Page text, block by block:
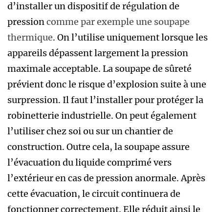
d’installer un dispositif de régulation de
pressioncomme par exemple une soupape
thermique. On l’utilise uniquement lorsque les
appareils dépassent largement la pression
maximale acceptable. La soupape de sûreté
prévient donc le risque d’explosion suite à une
surpression. Il faut l’installer pour protéger la
robinetterie industrielle. On peut également
l’utiliser chez soi ou sur un chantier de
construction. Outre cela, la soupape assure
l’évacuation du liquide comprimé vers
l’extérieur en cas de pression anormale. Après
cette évacuation, le circuit continuera de
fonctionner correctement. Elle réduit ainsi le